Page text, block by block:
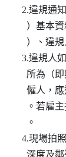
2.違
）
）、
3.違
所
僱
。
           。
4.現
深